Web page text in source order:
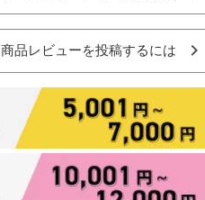
商品レビューを投稿するには